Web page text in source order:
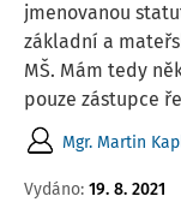
jmenovanou
základní a
MŠ. Mám tedy
pouze zástupce
Mgr. Martin
Vydáno: 19. 8. 2021